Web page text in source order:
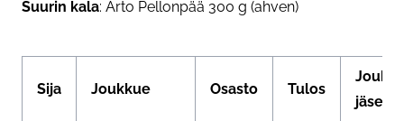
Suurin kala: Arto Pellonpää 300 g (ahven)
Sija Joukkue Osasto Tulos